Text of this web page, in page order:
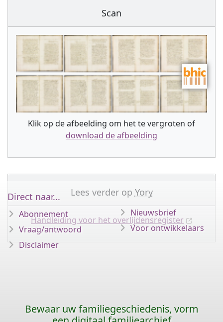
Scan
Klik op de afbeelding om het te vergroten of
download de afbeelding
Lees verder op Yory
Handleiding voor het overlijdensregister
Direct naar...
Abonnement
Vraag/antwoord
Disclaimer
Nieuwsbrief
Voor ontwikkelaars
Bewaar uw familiegeschiedenis, vorm